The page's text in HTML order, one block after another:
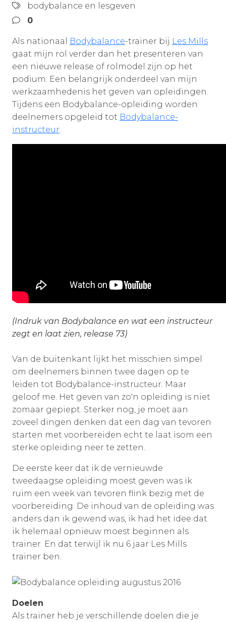
bodybalance en lesgeven
0
Als nationaal Bodybalance-trainer bij Les Mills
gaat mijn rol verder dan het presenteren van
een nieuwe release of rolmodel zijn op het
podium. Een belangrijk onderdeel van mijn
werkzaamhedenis het geven van opleidingen.
Tijdens een Bodybalance-opleiding worden
deelnemers opgeleid tot Bodybalance-
instructeur.
(Indruk van Bodybalance en wat een instructeur
zegt en laat zien, release 73)
Van de buitenkant lijkt het misschien simpel
om deelnemers binnen twee dagen op te
leiden tot Bodybalance-instructeur. Maar
geloof me. Het geven van zo'n opleiding is niet
zomaar gepiept. Sterker nog, je moet aan
zoveel dingen denken dat een dag van tevoren
starten met voorbereiden echt te laat isom een
sterke opleiding neer te zetten.
De eerste keer dat ik de vernieuwde
tweedaagse opleiding moest geven was ik
ruim een week van tevoren flink bezig met de
voorbereiding. De inhoud van de opleiding was
anders dan ik gewend was, ik had het idee dat
ik helemaal opnieuw moest beginnen als
trainer. En dat terwijl ik nu 6 jaar Les Mills
trainer ben.
Doelen
Als trainer heb je verschillende doelen die je